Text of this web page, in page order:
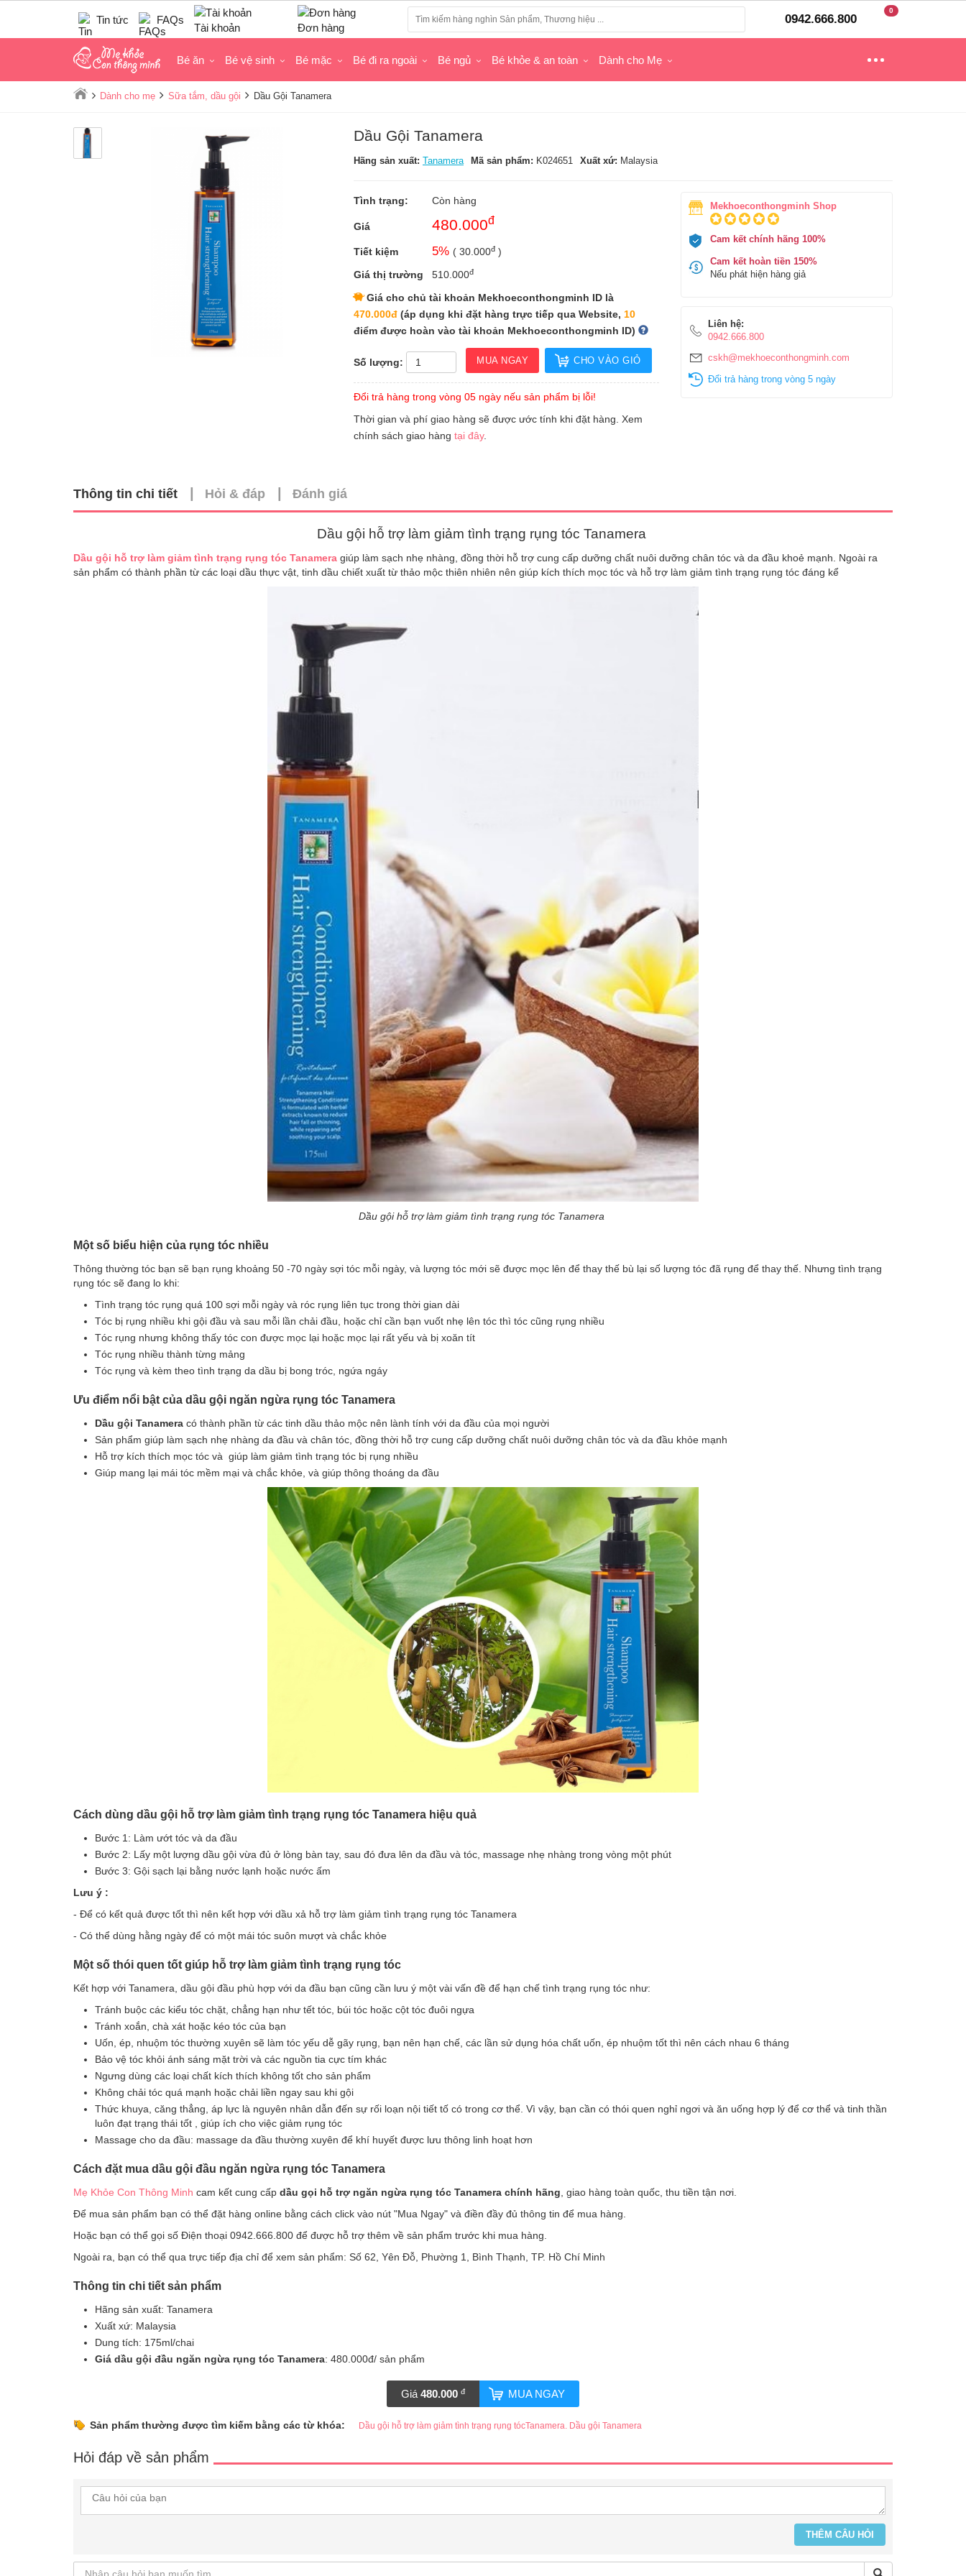
Tin tức FAQs
Tài khoản Đơn hàng
0942.666.800
0
Bé ăn Bé vệ sinh Bé mặc Bé đi ra ngoài Bé ngủ Bé khỏe & an toàn Dành cho Mẹ
Dành cho mẹ Sữa tắm, dầu gội Dầu Gội Tanamera
Dầu Gội Tanamera
Hãng sản xuất: Tanamera Mã sản phẩm: K024651 Xuất xứ: Malaysia
Tình trạng: Còn hàng
Giá 480.000đ
Tiết kiệm 5% ( 30.000đ )
Giá thị trường
510.000đ
Giá cho chủ tài khoản Mekhoeconthongminh ID là
470.000đ (áp dụng khi đặt hàng trực tiếp qua Website, 10
điểm được hoàn vào tài khoản Mekhoeconthongminh ID)
Số lượng: MUA NGAY CHO VÀO GIỎ
Đổi trả hàng trong vòng 05 ngày nếu sản phẩm bị lỗi!
Thời gian và phí giao hàng sẽ được ước tính khi đặt hàng. Xem
chính sách giao hàng tại đây.
Mekhoeconthongminh Shop
Cam kết chính hãng 100%
Cam kết hoàn tiền 150%
Nếu phát hiện hàng giả
Liên hệ:
0942.666.800
cskh@mekhoeconthongminh.com
Đổi trả hàng trong vòng 5 ngày
Thông tin chi tiết Hỏi & đáp Đánh giá
Dầu gội hỗ trợ làm giảm tình trạng rụng tóc Tanamera
Dầu gội hỗ trợ làm giảm tình trạng rụng tóc Tanamera giúp làm sạch nhẹ nhàng, đồng thời hỗ trợ cung cấp dưỡng chất nuôi dưỡng chân tóc và da đầu khoẻ mạnh. Ngoài ra
sản phẩm có thành phần từ các loại dầu thực vật, tinh dầu chiết xuất từ thảo mộc thiên nhiên nên giúp kích thích mọc tóc và hỗ trợ làm giảm tình trạng rụng tóc đáng kể
Dầu gội hỗ trợ làm giảm tình trạng rụng tóc Tanamera
Một số biểu hiện của rụng tóc nhiều
Thông thường tóc bạn sẽ bạn rụng khoảng 50 -70 ngày sợi tóc mỗi ngày, và lượng tóc mới sẽ được mọc lên để thay thế bù lại số lượng tóc đã rụng để thay thế. Nhưng tình trạng
rụng tóc sẽ đang lo khi:
Tình trạng tóc rụng quá 100 sợi mỗi ngày và róc rụng liên tục trong thời gian dài
Tóc bị rụng nhiều khi gội đầu và sau mỗi lần chải đầu, hoặc chỉ cần bạn vuốt nhẹ lên tóc thì tóc cũng rụng nhiều
Tóc rụng nhưng không thấy tóc con được mọc lại hoặc mọc lại rất yếu và bị xoăn tít
Tóc rụng nhiều thành từng mảng
Tóc rụng và kèm theo tình trạng da dầu bị bong tróc, ngứa ngáy
Ưu điểm nổi bật của dầu gội ngăn ngừa rụng tóc Tanamera
Dầu gội Tanamera có thành phần từ các tinh dầu thảo mộc nên lành tính với da đầu của mọi người
Sản phẩm giúp làm sạch nhẹ nhàng da đầu và chân tóc, đồng thời hỗ trợ cung cấp dưỡng chất nuôi dưỡng chân tóc và da đầu khỏe mạnh
Hỗ trợ kích thích mọc tóc và giúp làm giảm tình trạng tóc bị rụng nhiều
Giúp mang lại mái tóc mềm mại và chắc khỏe, và giúp thông thoáng da đầu
Cách dùng dầu gội hỗ trợ làm giảm tình trạng rụng tóc Tanamera hiệu quả
Bước 1: Làm ướt tóc và da đầu
Bước 2: Lấy một lượng dầu gội vừa đủ ở lòng bàn tay, sau đó đưa lên da đầu và tóc, massage nhẹ nhàng trong vòng một phút
Bước 3: Gội sạch lại bằng nước lạnh hoặc nước ấm
Lưu ý :
- Để có kết quả được tốt thì nên kết hợp với dầu xả hỗ trợ làm giảm tình trạng rụng tóc Tanamera
- Có thể dùng hằng ngày để có một mái tóc suôn mượt và chắc khỏe
Một số thói quen tốt giúp hỗ trợ làm giảm tình trạng rụng tóc
Kết hợp với Tanamera, dầu gội đầu phù hợp với da đầu bạn cũng cần lưu ý một vài vấn đề để hạn chế tình trạng rụng tóc như:
Tránh buộc các kiểu tóc chặt, chẳng hạn như tết tóc, búi tóc hoặc cột tóc đuôi ngựa
Tránh xoắn, chà xát hoặc kéo tóc của bạn
Uốn, ép, nhuộm tóc thường xuyên sẽ làm tóc yếu dễ gãy rụng, bạn nên hạn chế, các lần sử dụng hóa chất uốn, ép nhuộm tốt thì nên cách nhau 6 tháng
Bảo vệ tóc khỏi ánh sáng mặt trời và các nguồn tia cực tím khác
Ngưng dùng các loại chất kích thích không tốt cho sản phẩm
Không chải tóc quá mạnh hoặc chải liền ngay sau khi gội
Thức khuya, căng thẳng, áp lực là nguyên nhân dẫn đến sự rối loạn nội tiết tố có trong cơ thể. Vì vậy, bạn cần có thói quen nghỉ ngơi và ăn uống hợp lý để cơ thể và tinh thần
luôn đạt trạng thái tốt , giúp ích cho việc giảm rụng tóc
Massage cho da đầu: massage da đầu thường xuyên để khí huyết được lưu thông linh hoạt hơn
Cách đặt mua dầu gội đầu ngăn ngừa rụng tóc Tanamera
Mẹ Khỏe Con Thông Minh cam kết cung cấp dầu gọi hỗ trợ ngăn ngừa rụng tóc Tanamera chính hãng, giao hàng toàn quốc, thu tiền tận nơi.
Để mua sản phẩm bạn có thể đặt hàng online bằng cách click vào nút "Mua Ngay" và điền đầy đủ thông tin để mua hàng.
Hoặc bạn có thể gọi số Điện thoại 0942.666.800 để được hỗ trợ thêm về sản phẩm trước khi mua hàng.
Ngoài ra, bạn có thể qua trực tiếp địa chỉ để xem sản phẩm: Số 62, Yên Đỗ, Phường 1, Bình Thạnh, TP. Hồ Chí Minh
Thông tin chi tiết sản phẩm
Hãng sản xuất: Tanamera
Xuất xứ: Malaysia
Dung tích: 175ml/chai
Giá dầu gội đầu ngăn ngừa rụng tóc Tanamera: 480.000đ/ sản phẩm
Giá 480.000 đ MUA NGAY
Sản phẩm thường được tìm kiếm bằng các từ khóa: Dầu gội hỗ trợ làm giảm tình trạng rụng tócTanamera. Dầu gội Tanamera
Hỏi đáp về sản phẩm